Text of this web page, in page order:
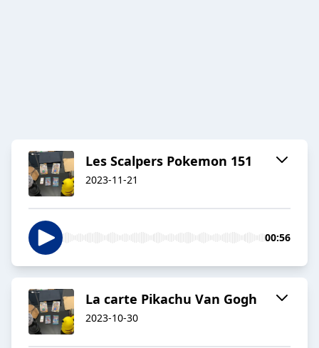
Les Scalpers Pokemon 151
2023-11-21
00:56
La carte Pikachu Van Gogh
2023-10-30